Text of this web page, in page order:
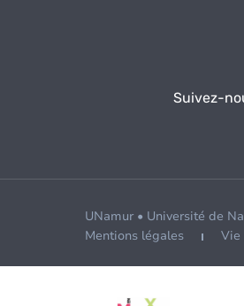
Suivez-
UNamur • Université de
Mentions légales
Vie